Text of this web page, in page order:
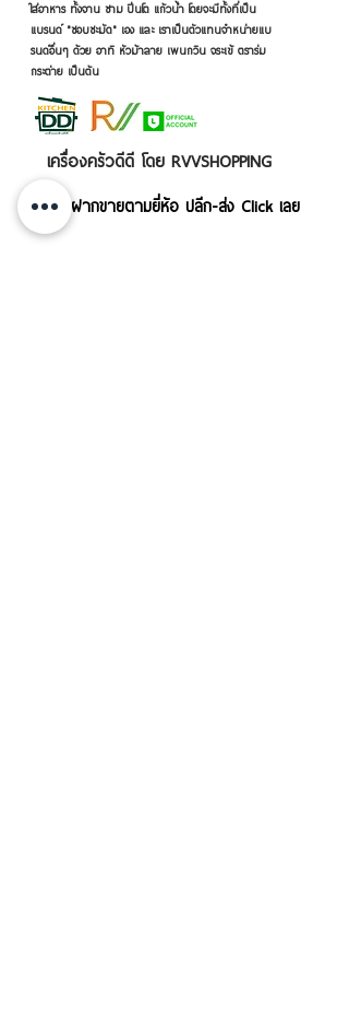
ใส่อาหาร ทั้งจาน ชาม ปิ่นโต แก้วน้ำ โดยจะมีทั้งที่เป็น
แบรนด์ "ชอบชะมัด" เอง และ เราเป็นตัวแทนจำหน่ายแบ
รนด์อื่นๆ ด้วย อาทิ หัวม้าลาย เพนกวิน จระเข้ ตราร่ม
กระต่าย เป็นต้น
เครื่องครัวดีดี โดย RVVSHOPPING
สินค้าฝากขายตามยี่ห้อ ปลีก-ส่ง Click เลย